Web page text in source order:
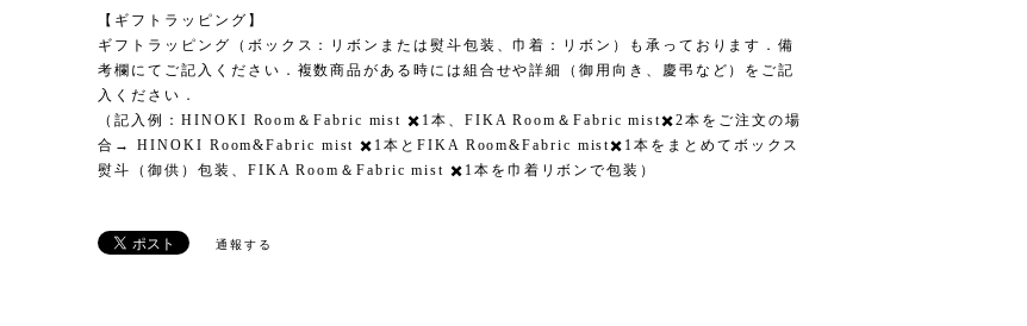
【ギフトラッピング】
ギフトラッピング（ボックス：リボンまたは熨斗包装、巾着：リボン）も承っております．備
考欄にてご記入ください．複数商品がある時には組合せや詳細（御用向き、慶弔など）をご記
入ください．
（記入例：HINOKI Room＆Fabric mist ✖️1本、FIKA Room＆Fabric mist✖️2本をご注文の場
合→ HINOKI Room&Fabric mist ✖️1本とFIKA Room&Fabric mist✖️1本をまとめてボックス
熨斗（御供）包装、FIKA Room＆Fabric mist ✖️1本を巾着リボンで包装）
通報する